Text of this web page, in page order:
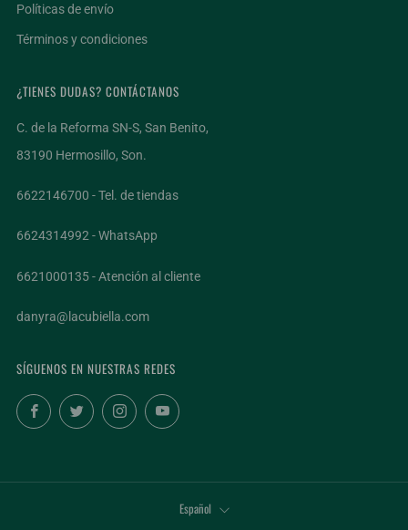
Políticas de envío
Términos y condiciones
¿TIENES DUDAS? CONTÁCTANOS
C. de la Reforma SN-S, San Benito,
83190 Hermosillo, Son.
6622146700 - Tel. de tiendas
6624314992 - WhatsApp
6621000135 - Atención al cliente
danyra@lacubiella.com
SÍGUENOS EN NUESTRAS REDES
FacebookTwitterInstagramYouTube
IDIOMA
Español